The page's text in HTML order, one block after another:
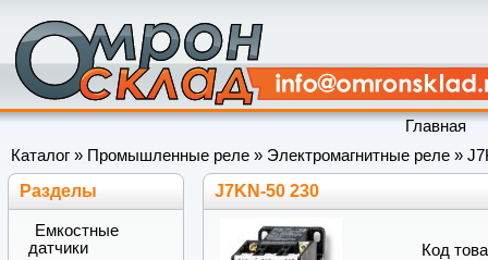
Главная
Каталог » Промышленные реле » Электромагнитные реле »
J7KN-50 230
Код
Разделы
Емкостные
датчики